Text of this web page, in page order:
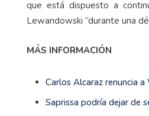
que está dispuesto a
Lewandowski “durante una
MÁS INFORMACIÓN
Carlos Alcaraz renuncia
Saprissa podría dejar de